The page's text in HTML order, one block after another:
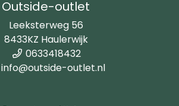
Outside-outlet
Leeksterweg 56
8433KZ Haulerwijk
0633418432
info@outside-outlet.nl